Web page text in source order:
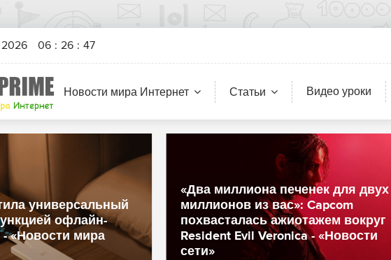
2026 06 : 26 : 49
Новости мира Интернет Статьи Видео уроки
универсальный
офлайн-
«Новости мира
«Два миллиона печенек для двух
миллионов из вас»: Capcom
похвасталась ажиотажем вокруг
Resident Evil Veronica - «Новости
сети»